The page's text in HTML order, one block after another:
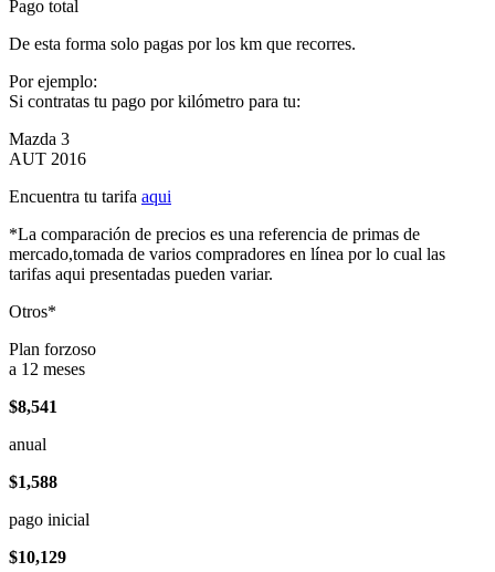
Pago total
De esta forma solo pagas por los km que recorres.
Por ejemplo:
Si contratas tu pago por kilómetro para tu:
Mazda 3
AUT 2016
Encuentra tu tarifa aqui
*La comparación de precios es una referencia de primas de
mercado,tomada de varios compradores en línea por lo cual las
tarifas aqui presentadas pueden variar.
Otros*
Plan forzoso
a 12 meses
$8,541
anual
$1,588
pago inicial
$10,129